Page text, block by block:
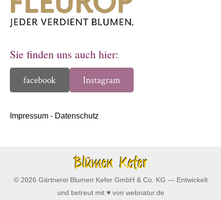
Sie finden uns auch hier:
facebook Instagram
Impressum - Datenschutz
© 2026 Gärtnerei Blumen Kefer GmbH & Co. KG — Entwickelt
und betreut mit ♥ von webnatur.de